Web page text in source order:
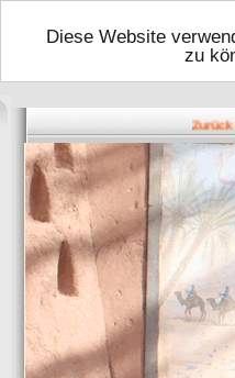
Diese Website
zu
Zurück